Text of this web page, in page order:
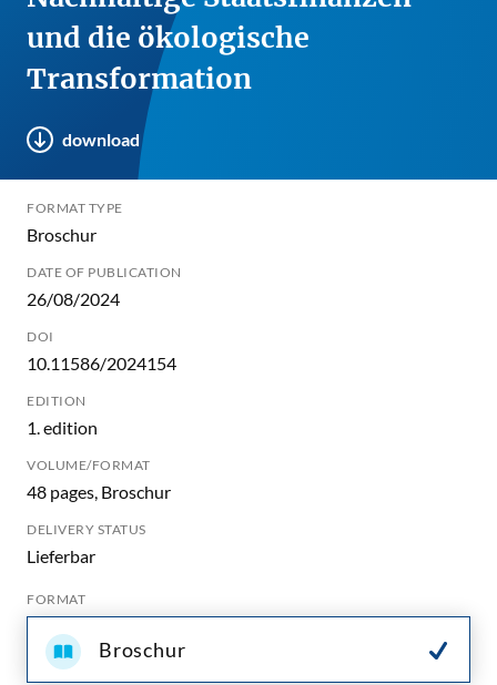
und die ökologische
Transformation
download
FORMAT TYPE
Broschur
DATE OF PUBLICATION
26/08/2024
DOI
10.11586/2024154
EDITION
1. edition
VOLUME/FORMAT
48 pages, Broschur
DELIVERY STATUS
Lieferbar
FORMAT
Broschur